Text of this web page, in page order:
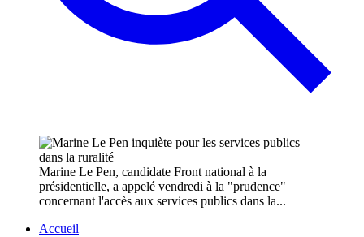
Marine Le Pen, candidate Front national à la
présidentielle, a appelé vendredi à la "prudence"
concernant l'accès aux services publics dans la...
Accueil